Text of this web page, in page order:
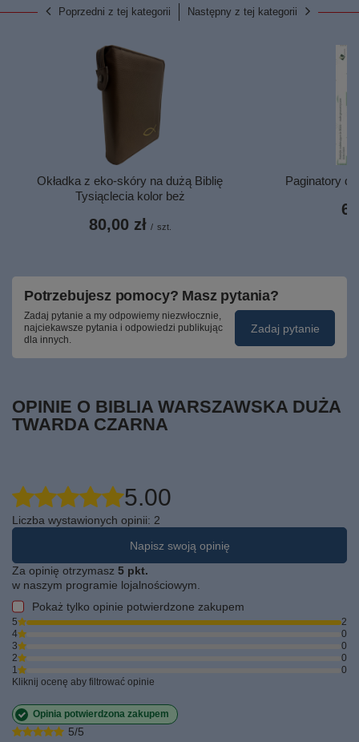
Poprzedni z tej kategorii Następny z tej kategorii
Okładka z eko-skóry na dużą Biblię
Tysiąclecia kolor beż
80,00 zł / szt.
Paginatory
Potrzebujesz pomocy? Masz pytania?
Zadaj pytanie a my odpowiemy niezwłocznie,
najciekawsze pytania i odpowiedzi publikując
dla innych.
Zadaj pytanie
OPINIE O BIBLIA WARSZAWSKA DUŻA
TWARDA CZARNA
5.00
Liczba wystawionych opinii: 2
Napisz swoją opinię
Za opinię otrzymasz 5 pkt.
w naszym programie lojalnościowym.
Pokaż tylko opinie potwierdzone zakupem
5
2
4
0
3
0
2
0
1
0
Kliknij ocenę aby filtrować opinie
5/5
Opinia potwierdzona zakupem